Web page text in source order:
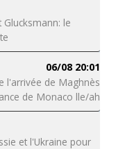
le
06/08 20:01
l'arrivée de Maghnès
de Monaco lle/ah
et l'Ukraine pour